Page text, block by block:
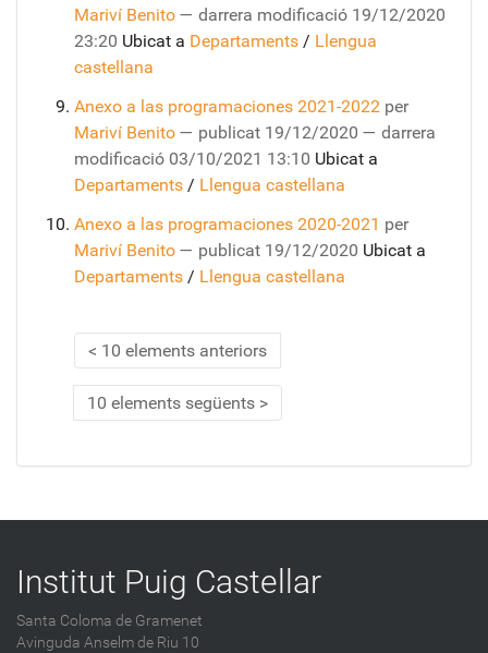
Mariví Benito — darrera modificació 19/12/2020
23:20 Ubicat a Departaments / Llengua
castellana
Anexo a las programaciones 2021-2022 per
Mariví Benito — publicat 19/12/2020 — darrera
modificació 03/10/2021 13:10 Ubicat a
Departaments / Llengua castellana
Anexo a las programaciones 2020-2021 per
Mariví Benito — publicat 19/12/2020 Ubicat a
Departaments / Llengua castellana
10 elements anteriors
10 elements següents
Institut Puig Castellar
Santa Coloma de Gramenet
Avinguda Anselm de Riu 10